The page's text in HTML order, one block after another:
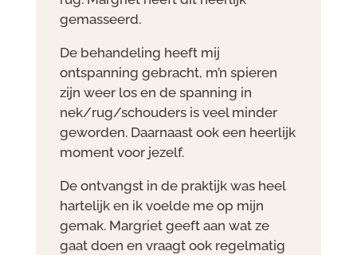
gemasseerd.
De behandeling heeft mij
ontspanning gebracht, m’n spieren
zijn weer los en de spanning in
nek/rug/schouders is veel minder
geworden. Daarnaast ook een heerlijk
moment voor jezelf.
De ontvangst in de praktijk was heel
hartelijk en ik voelde me op mijn
gemak. Margriet geeft aan wat ze
gaat doen en vraagt ook regelmatig